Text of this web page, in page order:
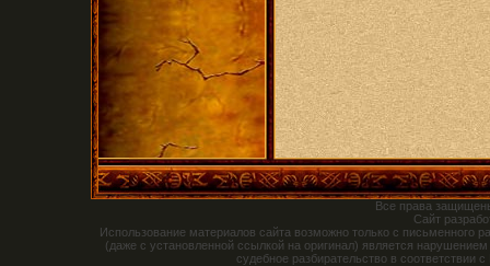
Все права
Сайт
Использование материалов сайта возможно только с письменного
(даже с установленной ссылкой на оригинал) является
судебное разбирательство в